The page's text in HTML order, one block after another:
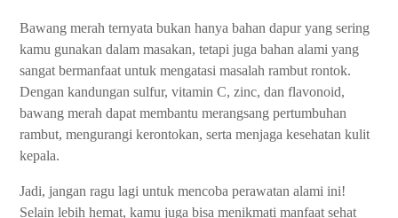
Bawang merah ternyata bukan hanya bahan dapur yang sering
kamu gunakan dalam masakan, tetapi juga bahan alami yang
sangat bermanfaat untuk mengatasi masalah rambut rontok.
Dengan kandungan sulfur, vitamin C, zinc, dan flavonoid,
bawang merah dapat membantu merangsang pertumbuhan
rambut, mengurangi kerontokan, serta menjaga kesehatan kulit
kepala.
Jadi, jangan ragu lagi untuk mencoba perawatan alami ini!
Selain lebih hemat, kamu juga bisa menikmati manfaat sehat